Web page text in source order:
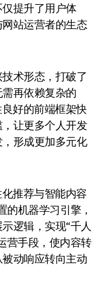
提升了用户体
站运营者的生态
术形态，打破了
再依赖复杂的
好的前端框架快
让更多个人开发
形成更加多元化
推荐与智能内容
的机器学习引擎，
逻辑，实现“千人
营手段，使内容转
动响应转向主动